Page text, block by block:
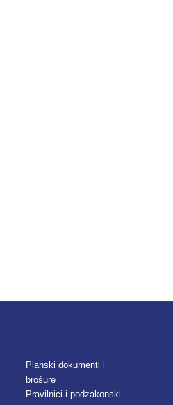
Planski dokumenti i
brošure
Pravilnici i podzakonski